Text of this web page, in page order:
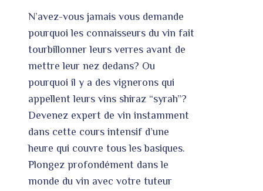
N’avez-vous jamais vous demande
pourquoi les connaisseurs du vin fait
tourbillonner leurs verres avant de
mettre leur nez dedans? Ou
pourquoi il y a des vignerons qui
appellent leurs vins shiraz “syrah”?
Devenez expert de vin instamment
dans cette cours intensif d’une
heure qui couvre tous les basiques.
Plongez profondément dans le
monde du vin avec votre tuteur